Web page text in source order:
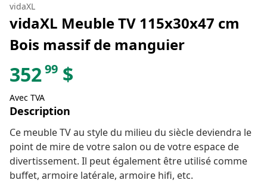
vidaXL
vidaXL Meuble TV 115x30x47 cm
Bois massif de manguier
35299 $
Avec TVA
Description
Ce meuble TV au style du milieu du siècle deviendra le
point de mire de votre salon ou de votre espace de
divertissement. Il peut également être utilisé comme
buffet, armoire latérale, armoire hifi, etc.